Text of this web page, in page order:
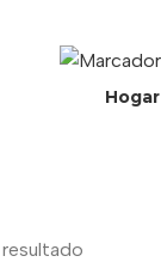
Hogar